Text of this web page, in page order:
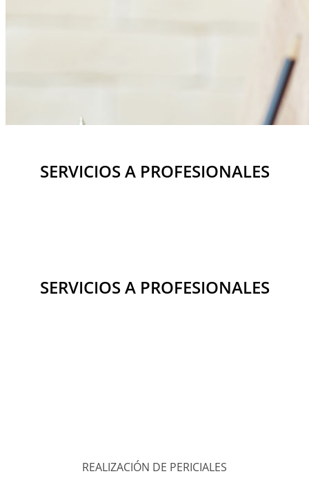
SERVICIOS A PROFESIONALES
SERVICIOS A PROFESIONALES
REALIZACIÓN DE PERICIALES